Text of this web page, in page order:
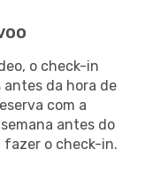
o check-in
da hora de
com a
antes do
fazer o check-in.